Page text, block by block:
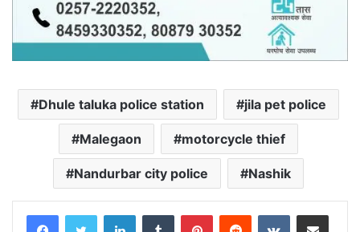
Dhule taluka police station jila pet police
Malegaon motorcycle thief
Nandurbar city police Nashik
LinkedInTumblr PinterestReddit VKontakteShare via Email